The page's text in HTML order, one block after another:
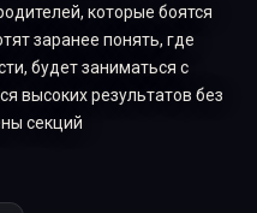
которые боятся
заранее понять, где
будет заниматься с
высоких результатов без
секций